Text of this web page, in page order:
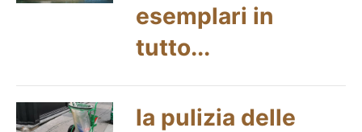
esemplari in
tutto...
la pulizia delle